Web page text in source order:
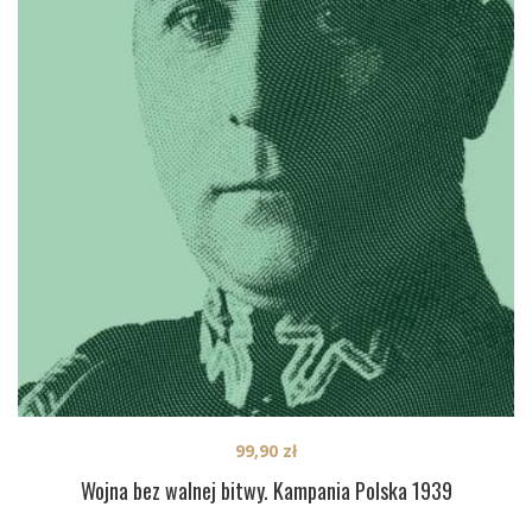
Wojna bez walnej bitwy. Kampania Polska 1939
99,90 zł